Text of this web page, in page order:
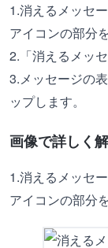
1.消えるメッセ
アイコンの部分
2.「消えるメッ
3.メッセージの
ップします。
画像で詳しく
1.消えるメッセ
アイコンの部分